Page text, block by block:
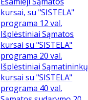
kursai, su "SISTELA"
programa 12 val.
Išplėstiniai Sąmatos
kursai su "SISTELA"
programa 20 val.
Išplėstiniai Sąmatininkų
kursai su "SISTELA"
programa 40 val.